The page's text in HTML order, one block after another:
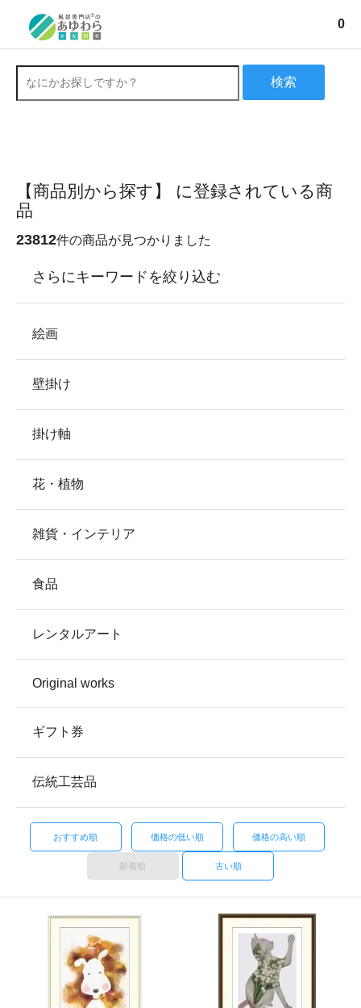
0
検索
【商品別から探す】 に登録されている商
品
23812件の商品が見つかりました
さらにキーワードを絞り込む
絵画
壁掛け
掛け軸
花・植物
雑貨・インテリア
食品
レンタルアート
Original works
ギフト券
伝統工芸品
おすすめ順 価格の低い順 価格の高い順
新着順 古い順